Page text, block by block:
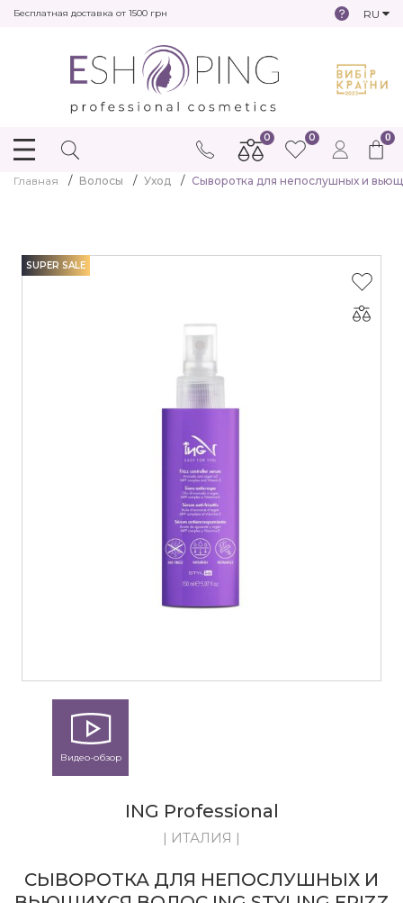
Бесплатная доставка от 1500 грн RU
0
0 0
Главная Волосы Уход Сыворотка для непослушных и
SUPER SALE
Видео-обзор
ING Professional
| ИТАЛИЯ |
СЫВОРОТКА ДЛЯ НЕПОСЛУШНЫХ И